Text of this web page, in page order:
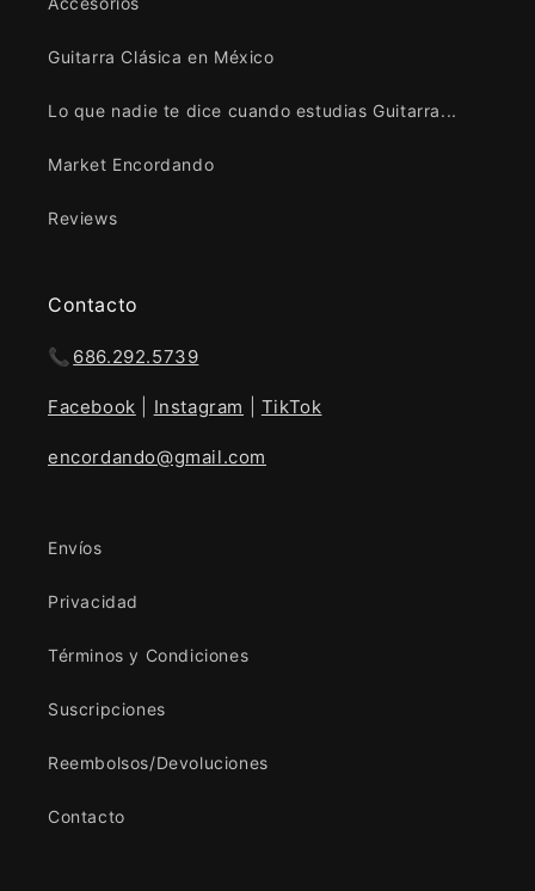
Guitarra Clásica en México
Lo que nadie te dice cuando estudias Guitarra...
Market Encordando
Reviews
Contacto
📞 686.292.5739
Facebook Instagram TikTok
encordando@gmail.com
Envíos
Privacidad
Términos y Condiciones
Suscripciones
Reembolsos/Devoluciones
Contacto